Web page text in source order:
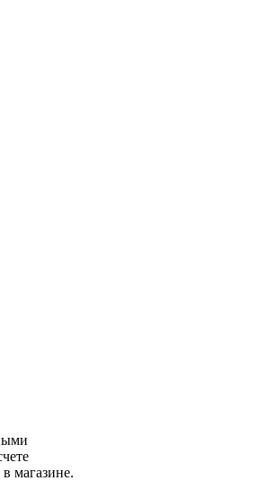
магазине.